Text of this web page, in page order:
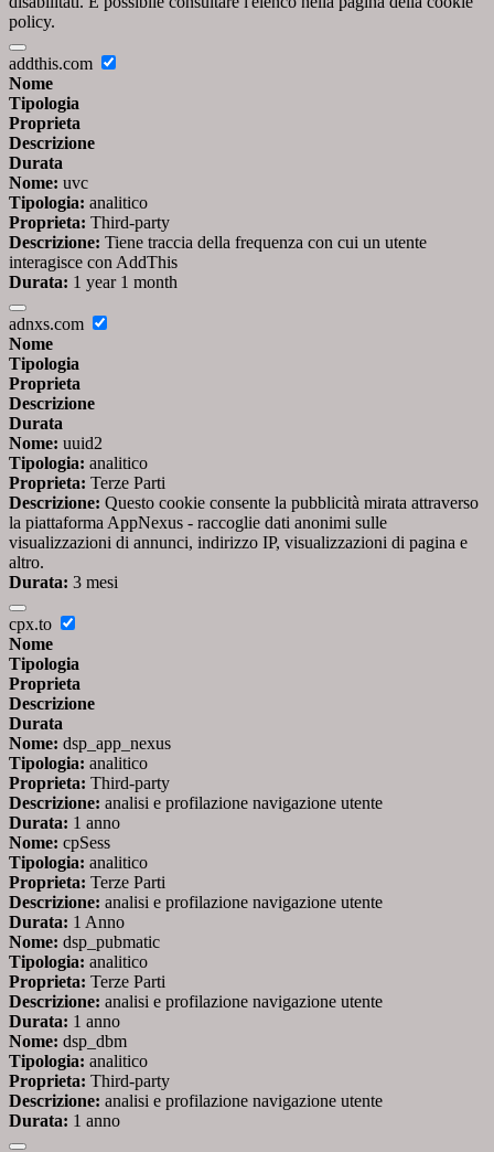
policy.
addthis.com
Nome
Tipologia
Proprieta
Descrizione
Durata
Nome: uvc
Tipologia: analitico
Proprieta: Third-party
Descrizione: Tiene traccia della frequenza con cui un utente
interagisce con AddThis
Durata: 1 year 1 month
adnxs.com
Nome
Tipologia
Proprieta
Descrizione
Durata
Nome: uuid2
Tipologia: analitico
Proprieta: Terze Parti
Descrizione: Questo cookie consente la pubblicità mirata attraverso
la piattaforma AppNexus - raccoglie dati anonimi sulle
visualizzazioni di annunci, indirizzo IP, visualizzazioni di pagina e
altro.
Durata: 3 mesi
cpx.to
Nome
Tipologia
Proprieta
Descrizione
Durata
Nome: dsp_app_nexus
Tipologia: analitico
Proprieta: Third-party
Descrizione: analisi e profilazione navigazione utente
Durata: 1 anno
Nome: cpSess
Tipologia: analitico
Proprieta: Terze Parti
Descrizione: analisi e profilazione navigazione utente
Durata: 1 Anno
Nome: dsp_pubmatic
Tipologia: analitico
Proprieta: Terze Parti
Descrizione: analisi e profilazione navigazione utente
Durata: 1 anno
Nome: dsp_dbm
Tipologia: analitico
Proprieta: Third-party
Descrizione: analisi e profilazione navigazione utente
Durata: 1 anno